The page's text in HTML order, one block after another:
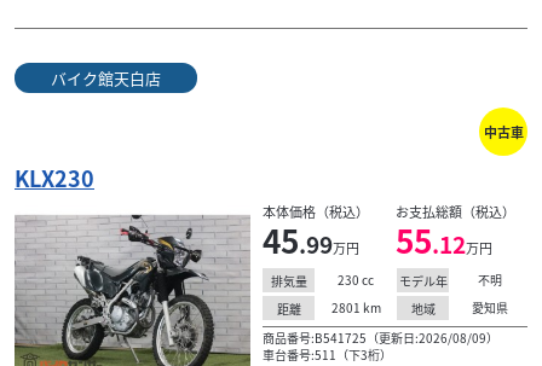
バイク館天白店
中古車
KLX230
本体価格（税込）
45.99万円
お支払総額（税込）
55.12万円
排気量 230 cc モデル年
不明
距離
2801 km 地域
愛知県
商品番号:B541725（更新日:2026/08/09）
車台番号:511（下3桁）